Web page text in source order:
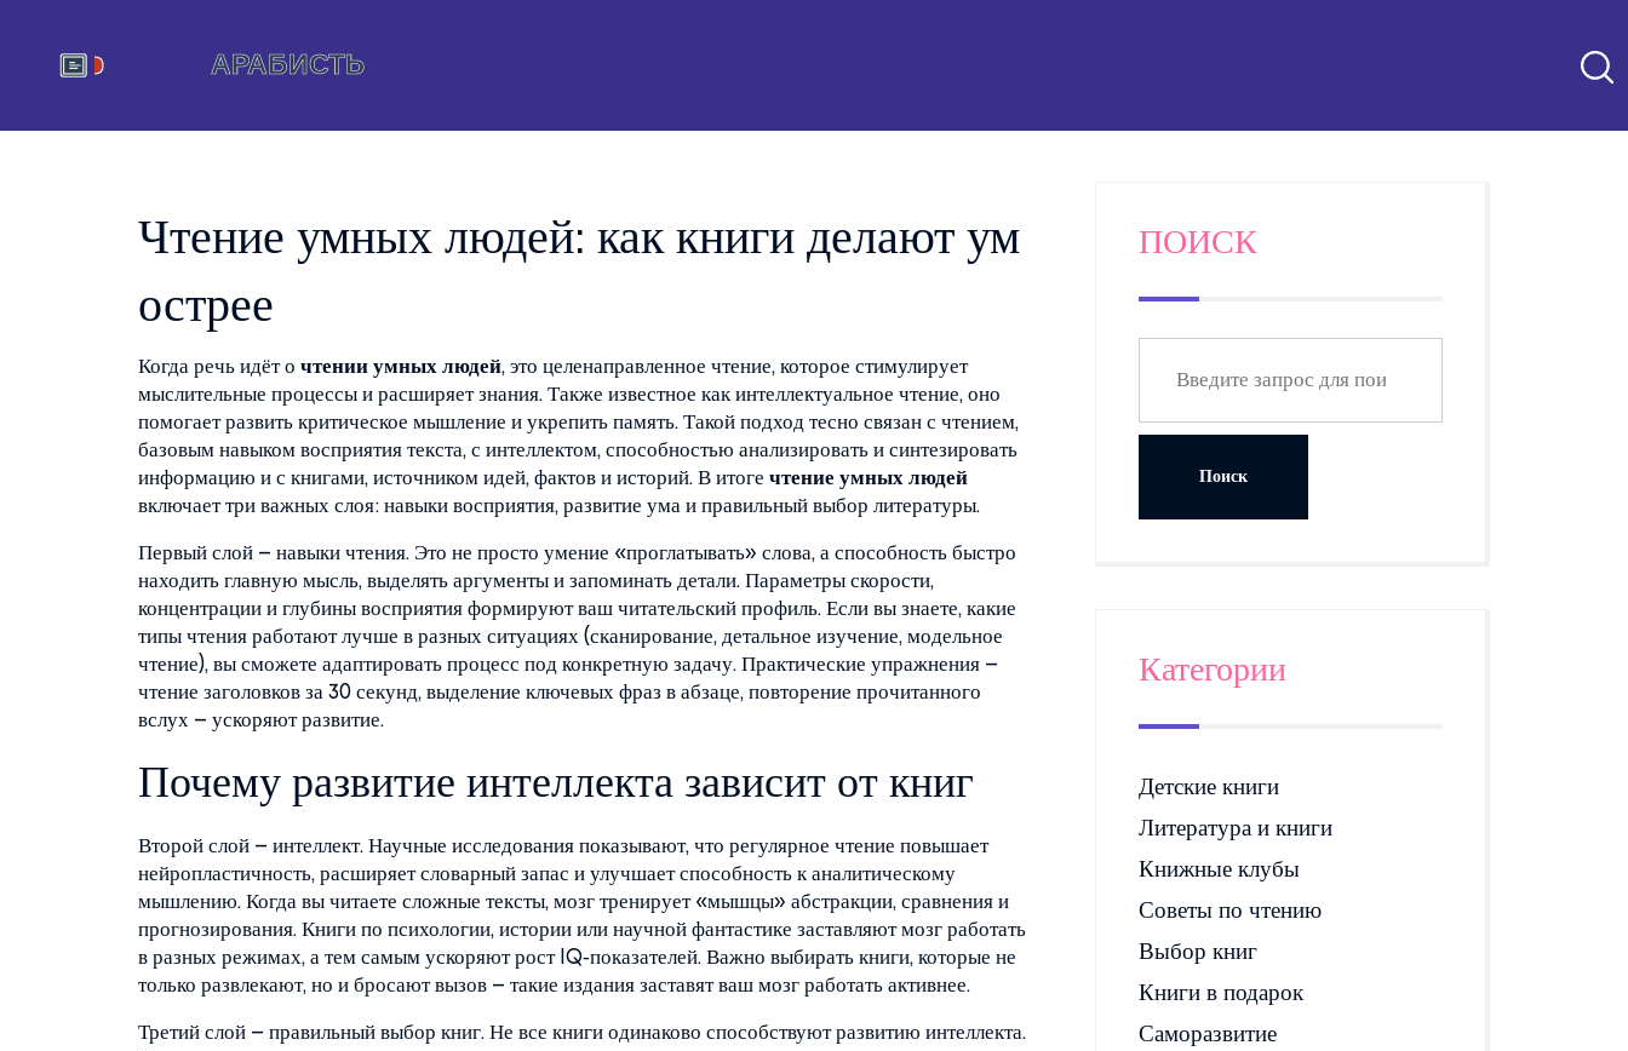
Чтение умных людей: как книги делают ум
острее
Когда речь идёт о чтении умных людей, это целенаправленное чтение, которое стимулирует
мыслительные процессы и расширяет знания. Также известное как интеллектуальное чтение, оно
помогает развить критическое мышление и укрепить память. Такой подход тесно связан с чтением,
базовым навыком восприятия текста, с интеллектом, способностью анализировать и синтезировать
информацию и с книгами, источником идей, фактов и историй. В итоге чтение умных людей
включает три важных слоя: навыки восприятия, развитие ума и правильный выбор литературы.
Первый слой – навыки чтения. Это не просто умение «проглатывать» слова, а способность быстро
находить главную мысль, выделять аргументы и запоминать детали. Параметры скорости,
концентрации и глубины восприятия формируют ваш читательский профиль. Если вы знаете, какие
типы чтения работают лучше в разных ситуациях (сканирование, детальное изучение, модельное
чтение), вы сможете адаптировать процесс под конкретную задачу. Практические упражнения –
чтение заголовков за 30 секунд, выделение ключевых фраз в абзаце, повторение прочитанного
вслух – ускоряют развитие.
Почему развитие интеллекта зависит от книг
Второй слой – интеллект. Научные исследования показывают, что регулярное чтение повышает
нейропластичность, расширяет словарный запас и улучшает способность к аналитическому
мышлению. Когда вы читаете сложные тексты, мозг тренирует «мышцы» абстракции, сравнения и
прогнозирования. Книги по психологии, истории или научной фантастике заставляют мозг работать
в разных режимах, а тем самым ускоряют рост IQ‑показателей. Важно выбирать книги, которые не
только развлекают, но и бросают вызов – такие издания заставят ваш мозг работать активнее.
Третий слой – правильный выбор книг. Не все книги одинаково способствуют развитию интеллекта.
ПОИСК
Категории
Детские книги
Литература и книги
Книжные клубы
Советы по чтению
Выбор книг
Книги в подарок
Саморазвитие